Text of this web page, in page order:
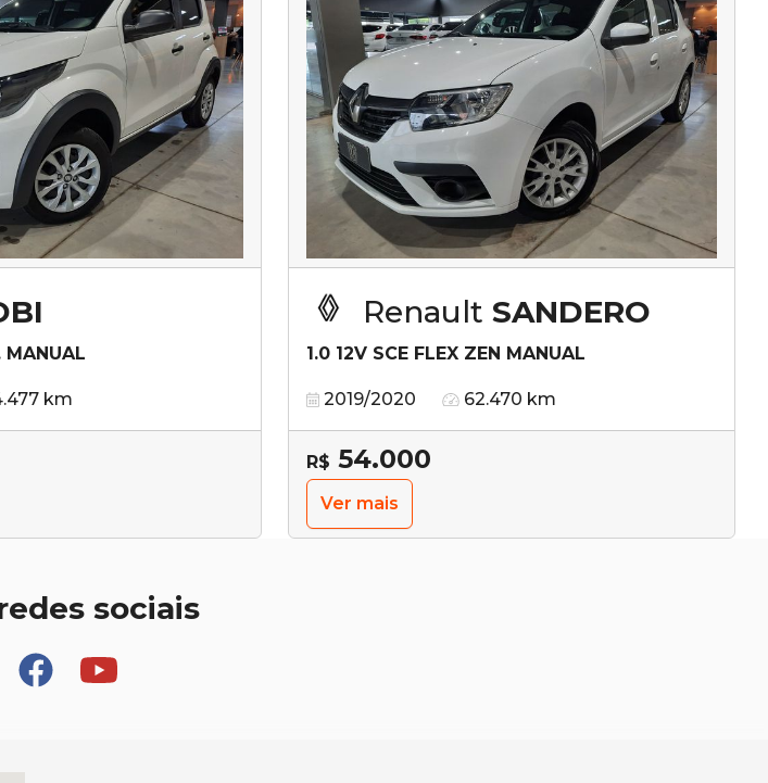
MANUAL
km
Renault SANDERO
1.0 12V SCE FLEX ZEN MANUAL
2019/2020 62.470 km
R$ 54.000
Ver mais
sociais